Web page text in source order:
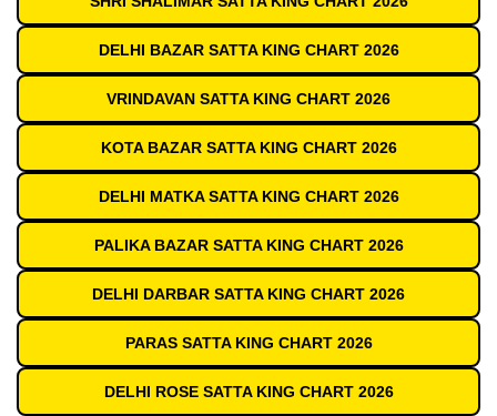
DELHI BAZAR SATTA KING CHART 2026
VRINDAVAN SATTA KING CHART 2026
KOTA BAZAR SATTA KING CHART 2026
DELHI MATKA SATTA KING CHART 2026
PALIKA BAZAR SATTA KING CHART 2026
DELHI DARBAR SATTA KING CHART 2026
PARAS SATTA KING CHART 2026
DELHI ROSE SATTA KING CHART 2026